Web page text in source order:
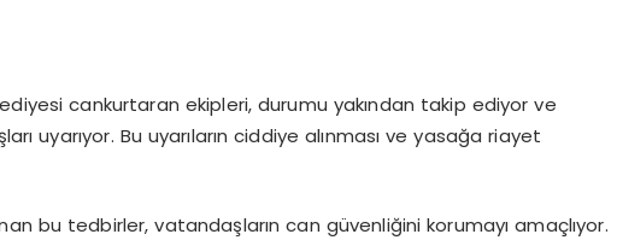
cankurtaran ekipleri, durumu yakından takip ediyor ve
uyarıyor. Bu uyarıların ciddiye alınması ve yasağa riayet
bu tedbirler, vatandaşların can güvenliğini korumayı amaçlıyor.